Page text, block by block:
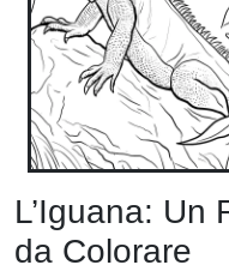
L’Iguana: Un
da Colorare